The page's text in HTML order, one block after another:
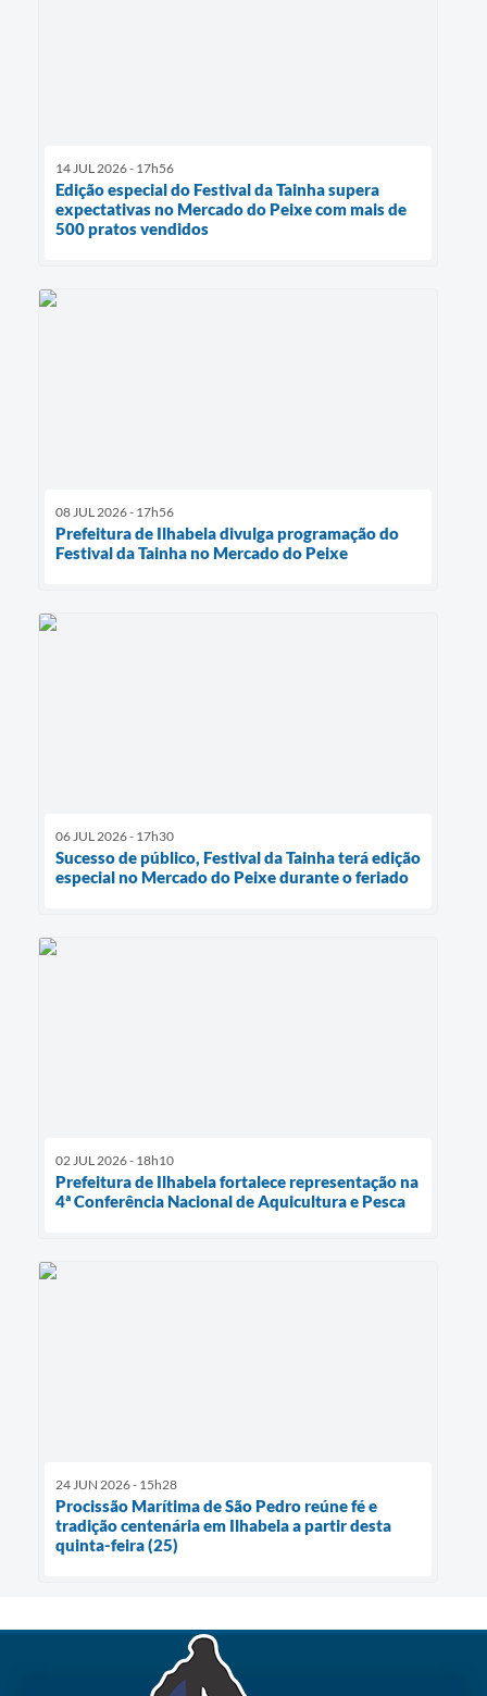
14 JUL 2026 - 17h56
Edição especial do Festival da Tainha supera
expectativas no Mercado do Peixe com mais de
500 pratos vendidos
08 JUL 2026 - 17h56
Prefeitura de Ilhabela divulga programação do
Festival da Tainha no Mercado do Peixe
06 JUL 2026 - 17h30
Sucesso de público, Festival da Tainha terá edição
especial no Mercado do Peixe durante o feriado
02 JUL 2026 - 18h10
Prefeitura de Ilhabela fortalece representação na
4ª Conferência Nacional de Aquicultura e Pesca
24 JUN 2026 - 15h28
Procissão Marítima de São Pedro reúne fé e
tradição centenária em Ilhabela a partir desta
quinta-feira (25)